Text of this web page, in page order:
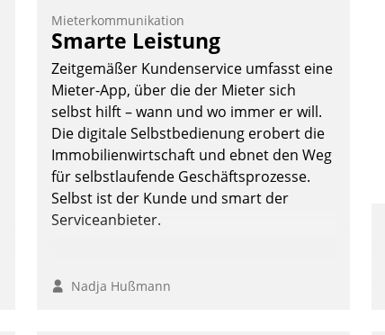
Mieterkommunikation
Smarte Leistung
Zeitgemäßer Kundenservice umfasst eine
Mieter-App, über die der Mieter sich
selbst hilft – wann und wo immer er will.
Die digitale Selbstbedienung erobert die
Immobilienwirtschaft und ebnet den Weg
für selbstlaufende Geschäftsprozesse.
Selbst ist der Kunde und smart der
Serviceanbieter.
Nadja Hußmann